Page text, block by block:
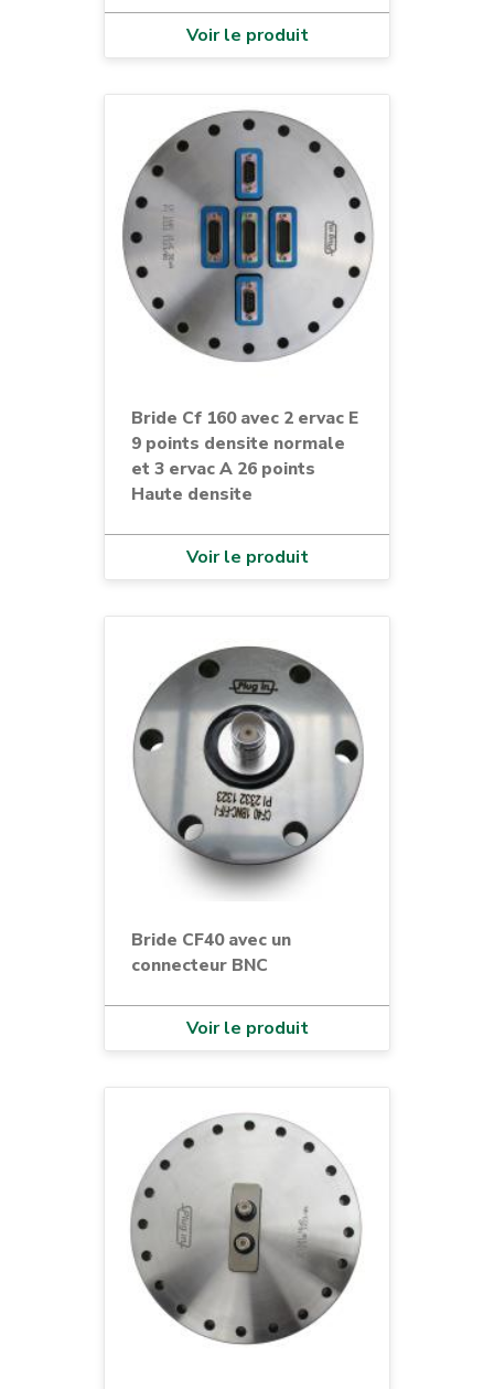
Voir le produit
Bride Cf 160 avec 2 ervac E
9 points densite normale
et 3 ervac A 26 points
Haute densite
Voir le produit
Bride CF40 avec un
connecteur BNC
Voir le produit